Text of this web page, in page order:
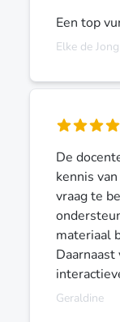
Een top
Elke de Jong
De
kennis
vraag te
materiaal
Geraldine